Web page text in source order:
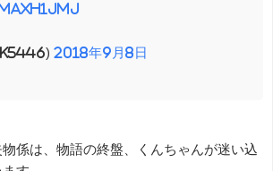
2018年9月8日
係は、物語の終盤、くんちゃんが迷い込